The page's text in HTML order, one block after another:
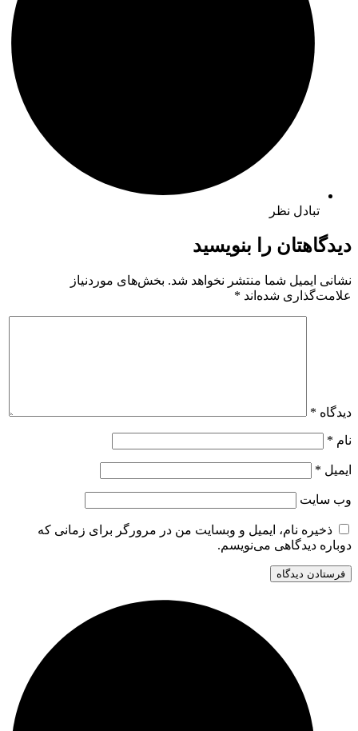
تبادل نظر
دیدگاهتان را بنویسید
نشانی ایمیل شما منتشر نخواهد شد. بخش‌های موردنیاز
علامت‌گذاری شده‌اند *
دیدگاه *
نام *
ایمیل *
وب‌ سایت
ذخیره نام، ایمیل و وبسایت من در مرورگر برای زمانی که
دوباره دیدگاهی می‌نویسم.